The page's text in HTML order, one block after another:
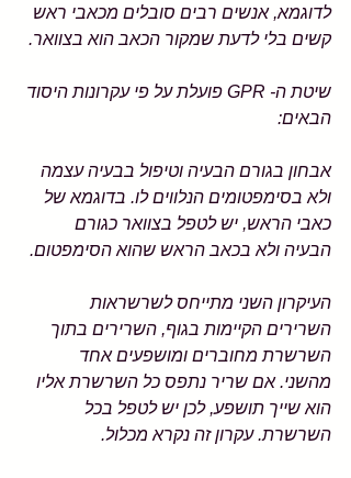
לדוגמא, אנשים רבים סובלים מכאבי ראש
קשים בלי לדעת שמקור הכאב הוא בצוואר.
שיטת ה- GPR פועלת על פי עקרונות היסוד
הבאים:
אבחון בגורם הבעיה וטיפול בבעיה עצמה
ולא בסימפטומים הנלווים לו. בדוגמא של
כאבי הראש, יש לטפל בצוואר כגורם
הבעיה ולא בכאב הראש שהוא הסימפטום.
העיקרון השני מתייחס לשרשראות
השרירים הקיימות בגוף, השרירים בתוך
השרשרת מחוברים ומושפעים אחד
מהשני. אם שריר נתפס כל השרשרת אליו
הוא שייך תושפע, לכן יש לטפל בכל
השרשרת. עקרון זה נקרא מכלול.